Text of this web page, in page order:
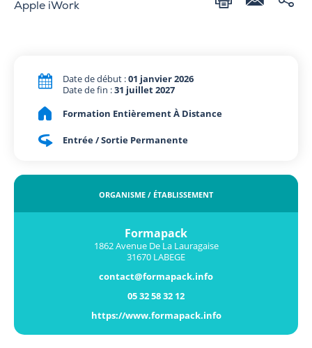
Apple iWork
Date de début :01 janvier 2026
Date de fin :31 juillet 2027
Formation Entièrement À Distance
Entrée / Sortie Permanente
ORGANISME / ÉTABLISSEMENT
Formapack
1862 Avenue De La Lauragaise
31670 LABEGE
contact@formapack.info
05 32 58 32 12
https://www.formapack.info